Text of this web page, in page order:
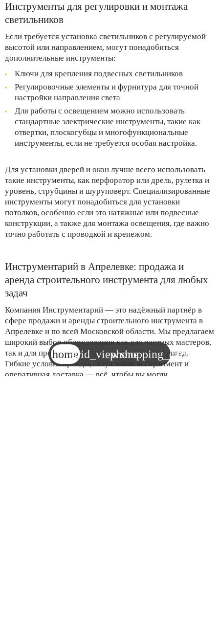
Инструменты для регулировки и монтажа
светильников
Если требуется установка светильников с регулируемой
высотой или направлением, могут понадобиться
дополнительные инструменты:
Ключи для крепления подвесных светильников
Регулировочные элементы и фурнитура для точной
настройки направления света
Для работы с освещением можно использовать
стандартные электрические инструменты, такие как
отвертки, плоскогубцы и многофункциональные
инструменты, если не требуется особая настройка.
Для установки дверей и окон лучше всего использовать
такие инструменты, как перфоратор или дрель, рулетка и
уровень, струбцины и шуруповерт. Специализированные
инструменты могут понадобиться для установки
потолков, особенно если это натяжные или подвесные
конструкции, а также для монтажа освещения, где важно
точно работать с проводкой и крепежом.
Инструментарий в Апрелевке: продажа и
аренда строительного инструмента для любых
задач
Компания Инструментарий — это надёжный партнёр в
сфере продажи и аренды строительного инструмента в
Апрелевке и по всей Московской области. Мы предлагаем
широкий выбор оборудования как для частных мастеров,
так и для профессиональных строительных бригад.
Гибкие условия аренды, актуальный ассортимент и
оперативная доставка — всё, чтобы вы могли
homegrid_viewphone
shopping_cart